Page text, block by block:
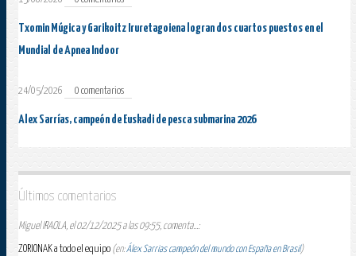
Txomin Múgica y Garikoitz Iruretagoiena logran dos cuartos puestos en el
Mundial de Apnea Indoor
24/05/2026 0 comentarios
Alex Sarrías, campeón de Euskadi de pesca submarina 2026
Últimos comentarios
Miguel IRAOLA, el 02/12/2025 a las 09:55, comenta...:
ZORIONAK a todo el equipo (en:Álex Sarrias campeón del mundo con España en Brasil)